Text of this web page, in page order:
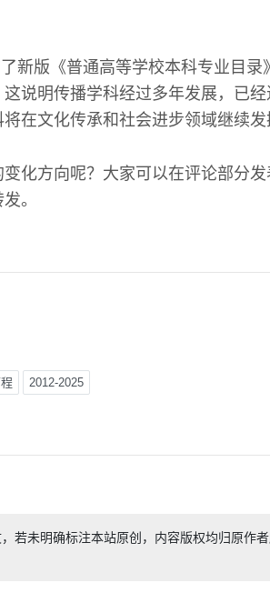
新版《普通高等学校本科专业目
说明传播学科经过多年发展，已
在文化传承和社会进步领域继续发
化方向呢？大家可以在评论部分
。
2012-2025
若未明确标注本站原创，内容版权均归原作